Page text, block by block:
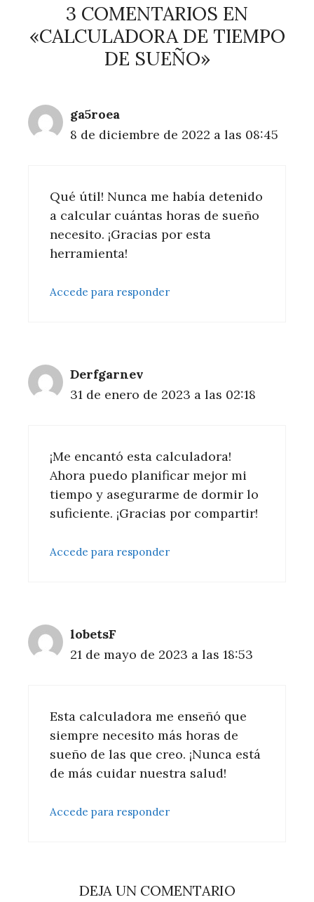
3 COMENTARIOS EN
«CALCULADORA DE TIEMPO
DE SUEÑO»
ga5roea
8 de diciembre de 2022 a las 08:45
Qué útil! Nunca me había detenido
a calcular cuántas horas de sueño
necesito. ¡Gracias por esta
herramienta!
Accede para responder
Derfgarnev
31 de enero de 2023 a las 02:18
¡Me encantó esta calculadora!
Ahora puedo planificar mejor mi
tiempo y asegurarme de dormir lo
suficiente. ¡Gracias por compartir!
Accede para responder
lobetsF
21 de mayo de 2023 a las 18:53
Esta calculadora me enseñó que
siempre necesito más horas de
sueño de las que creo. ¡Nunca está
de más cuidar nuestra salud!
Accede para responder
DEJA UN COMENTARIO